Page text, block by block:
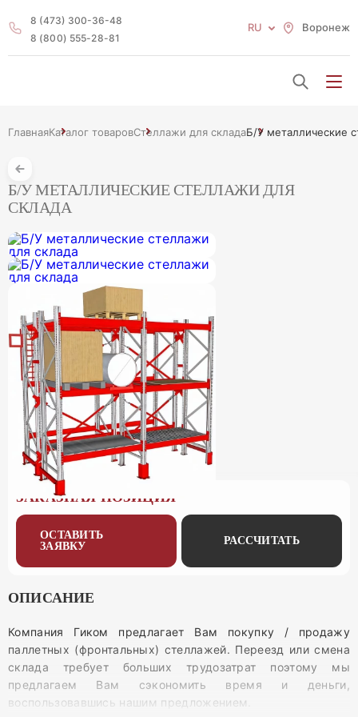
8 (473) 300-36-48
8 (800) 555-28-81
Воронеж
RU
ГлавнаяКаталог товаровСтеллажи для складаБ/У металлические
Б/У МЕТАЛЛИЧЕСКИЕ СТЕЛЛАЖИ ДЛЯ
СКЛАДА
ЗАКАЗНАЯ ПОЗИЦИЯ
ОСТАВИТЬ
ЗАЯВКУ
РАССЧИТАТЬ
ОПИСАНИЕ
Компания Гиком предлагает Вам покупку / продажу
паллетных (фронтальных) стеллажей. Переезд или смена
склада требует больших трудозатрат поэтому мы
предлагаем Вам сэкономить время и деньги,
воспользовавшись нашим предложением.